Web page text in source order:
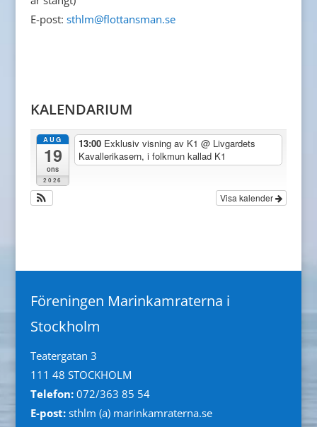
E-post: sthlm@flottansman.se
KALENDARIUM
AUG
19
ons
2026
13:00 Exklusiv visning av K1@ Livgardets
Kavallerikasern, i folkmun kallad K1
Visa kalender
Föreningen Marinkamraterna i
Stockholm
Teatergatan 3
111 48 STOCKHOLM
Telefon: 072/363 85 54
E-post:sthlm (a) marinkamraterna.se